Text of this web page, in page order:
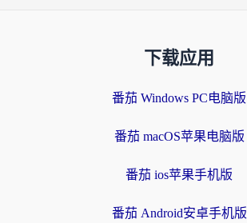
下载应用
番茄 Windows PC电脑版
番茄 macOS苹果电脑版
番茄 ios苹果手机版
番茄 Android安卓手机版